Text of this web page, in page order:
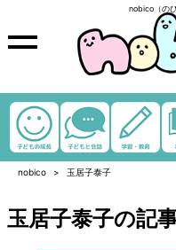
nobico（の
nobico 玉居子泰子
玉居子泰子の記